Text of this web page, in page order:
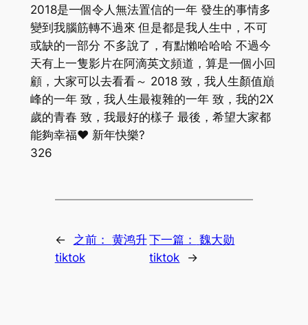
2018是一個令人無法置信的一年 發生的事情多
變到我腦筋轉不過來 但是都是我人生中，不可
或缺的一部分 不多說了，有點懶哈哈哈 不過今
天有上一隻影片在阿滴英文頻道，算是一個小回
顧，大家可以去看看～ 2018 致，我人生顏值巔
峰的一年 致，我人生最複雜的一年 致，我的2X
歲的青春 致，我最好的樣子 最後，希望大家都
能夠幸福❤️ 新年快樂?
326
← 之前： 黄鸿升
tiktok
下一篇：
魏大勋
tiktok
→